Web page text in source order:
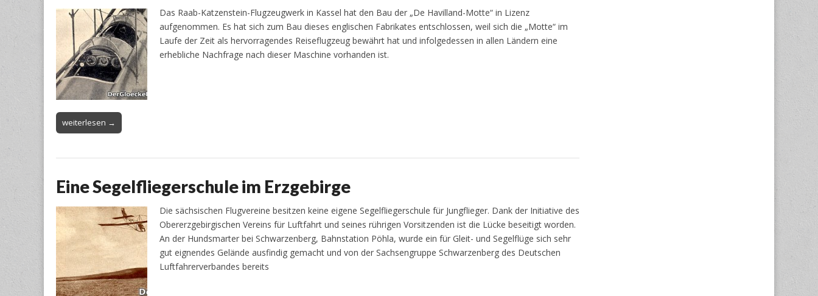
Das Raab-Katzenstein-Flugzeugwerk in Kassel hat den Bau der „De Havilland-Motte“ in Lizenz
aufgenommen. Es hat sich zum Bau dieses englischen Fabrikates entschlossen, weil sich die „Motte“ im
Laufe der Zeit als hervorragendes Reiseflugzeug bewährt hat und infolgedessen in allen Ländern eine
erhebliche Nachfrage nach dieser Maschine vorhanden ist.
weiterlesen →
Eine Segelfliegerschule im Erzgebirge
Die sächsischen Flugvereine besitzen keine eigene Segelfliegerschule für Jungflieger. Dank der Initiative des
Obererzgebirgischen Vereins für Luftfahrt und seines rührigen Vorsitzenden ist die Lücke beseitigt worden.
An der Hundsmarter bei Schwarzenberg, Bahnstation Pöhla, wurde ein für Gleit- und Segelflüge sich sehr
gut eignendes Gelände ausfindig gemacht und von der Sachsengruppe Schwarzenberg des Deutschen
Luftfahrerverbandes bereits